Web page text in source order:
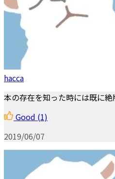
hacca
本の存在を知った時には既に
Good (1)
2019/06/07